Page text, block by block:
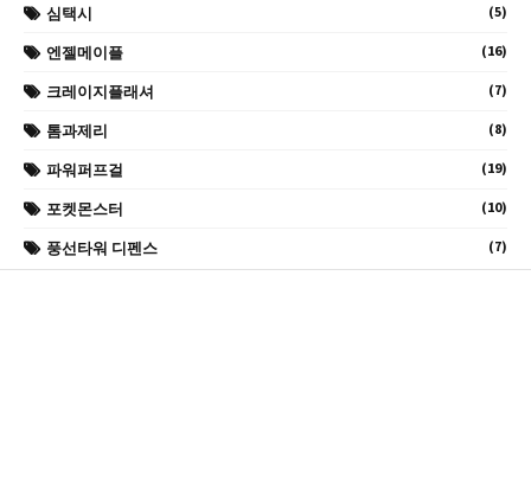
심택시 (5)
엔젤메이플 (16)
크레이지플래셔 (7)
톰과제리 (8)
파워퍼프걸 (19)
포켓몬스터 (10)
풍선타워 디펜스 (7)